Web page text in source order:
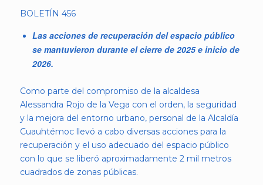
BOLETÍN 456
Las acciones de recuperación del espacio público
se mantuvieron durante el cierre de 2025 e inicio de
2026.
Como parte del compromiso de la alcaldesa
Alessandra Rojo de la Vega con el orden, la seguridad
y la mejora del entorno urbano, personal de la Alcaldía
Cuauhtémoc llevó a cabo diversas acciones para la
recuperación y el uso adecuado del espacio público
con lo que se liberó aproximadamente 2 mil metros
cuadrados de zonas públicas.